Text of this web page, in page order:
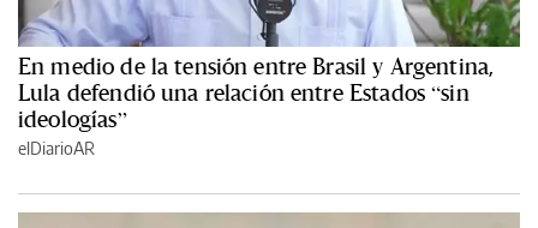
En medio de la tensión entre Brasil y Argentina,
Lula defendió una relación entre Estados “sin
ideologías”
elDiarioAR